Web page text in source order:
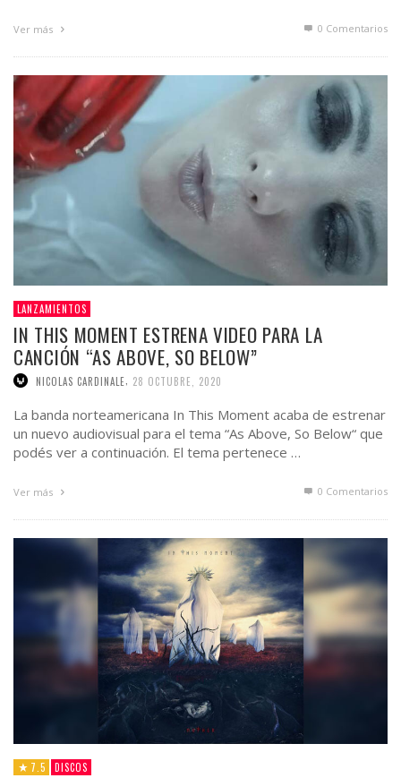
Ver más 0 Comentarios
LANZAMIENTOS
IN THIS MOMENT ESTRENA VIDEO PARA LA
CANCIÓN “AS ABOVE, SO BELOW”
NICOLAS CARDINALE 28 OCTUBRE, 2020
La banda norteamericana In This Moment acaba de estrenar
un nuevo audiovisual para el tema “As Above, So Below“ que
podés ver a continuación. El tema pertenece …
Ver más 0 Comentarios
7.5 DISCOS